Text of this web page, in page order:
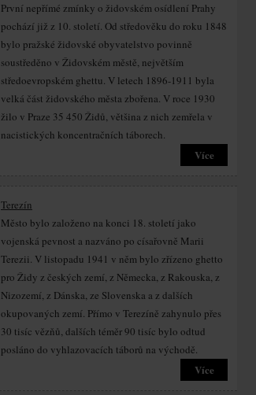
První nepřímé zmínky o židovském osídlení Prahy
pochází již z 10. století. Od středověku do roku 1848
bylo pražské židovské obyvatelstvo povinně
soustředěno v Židovském městě, největším
středoevropském ghettu. V letech 1896-1911 byla
velká část židovského města zbořena. V roce 1930
žilo v Praze 35 450 Židů, většina z nich zemřela v
nacistických koncentračních táborech.
Více
Terezín
Město bylo založeno na konci 18. století jako
vojenská pevnost a nazváno po císařovně Marii
Terezii. V listopadu 1941 v něm bylo zřízeno ghetto
pro Židy z českých zemí, z Německa, z Rakouska, z
Nizozemí, z Dánska, ze Slovenska a z dalších
okupovaných zemí. Přímo v Terezíně zahynulo přes
30 tisíc vězňů, dalších téměr 90 tisíc bylo odtud
posláno do vyhlazovacích táborů na východě.
Více